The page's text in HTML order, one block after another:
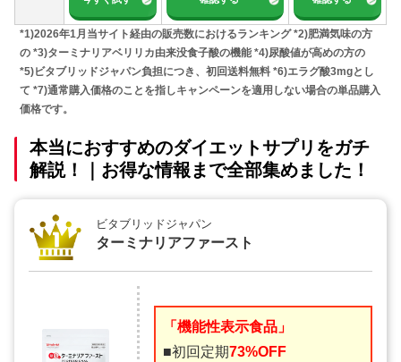
*1)2026年1月当サイト経由の販売数におけるランキング *2)肥満気味の方
の *3)ターミナリアベリリカ由来没食子酸の機能 *4)尿酸値が高めの方の
*5)ビタブリッドジャパン負担につき、初回送料無料 *6)エラグ酸3mgとし
て *7)通常購入価格のことを指しキャンペーンを適用しない場合の単品購入
価格です。
本当におすすめのダイエットサプリをガチ
解説！｜お得な情報まで全部集めました！
ビタブリッドジャパン
ターミナリアファースト
「機能性表示食品」
■初回定期73%OFF